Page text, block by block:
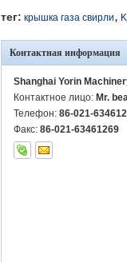
тег: крышка газа свирли,
Контактная информация
Shanghai Yorin
Контактное лицо: Mr.
Телефон: 86-021-
Факс: 86-021-63461269